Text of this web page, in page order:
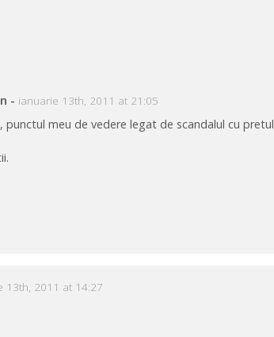
- ianuarie 13th, 2011 at 21:05
punctul meu de vedere legat de scandalul cu pretul
13th, 2011 at 14:27